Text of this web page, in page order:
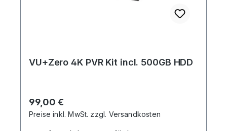
VU+Zero 4K PVR Kit incl. 500GB HDD
Regulärer Preis:
99,00 €
Preise inkl. MwSt. zzgl. Versandkosten